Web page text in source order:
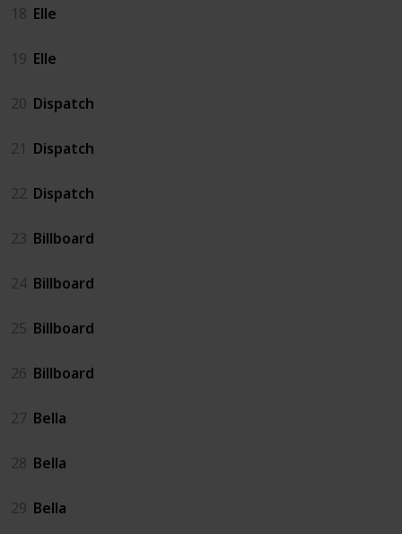
18 Elle
19 Elle
20 Dispatch
21 Dispatch
22 Dispatch
23 Billboard
24 Billboard
25 Billboard
26 Billboard
27 Bella
28 Bella
29 Bella